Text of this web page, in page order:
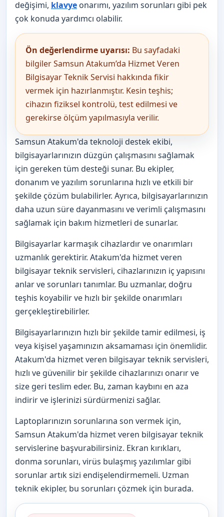
değişimi, klavye onarımı, yazılım sorunları gibi pek
çok konuda yardımcı olabilir.
Ön değerlendirme uyarısı: Bu sayfadaki
bilgiler Samsun Atakum’da Hizmet Veren
Bilgisayar Teknik Servisi hakkında fikir
vermek için hazırlanmıştır. Kesin teşhis;
cihazın fiziksel kontrolü, test edilmesi ve
gerekirse ölçüm yapılmasıyla verilir.
Samsun Atakum'da teknoloji destek ekibi,
bilgisayarlarınızın düzgün çalışmasını sağlamak
için gereken tüm desteği sunar. Bu ekipler,
donanım ve yazılım sorunlarına hızlı ve etkili bir
şekilde çözüm bulabilirler. Ayrıca, bilgisayarlarınızın
daha uzun süre dayanmasını ve verimli çalışmasını
sağlamak için bakım hizmetleri de sunarlar.
Bilgisayarlar karmaşık cihazlardır ve onarımları
uzmanlık gerektirir. Atakum'da hizmet veren
bilgisayar teknik servisleri, cihazlarınızın iç yapısını
anlar ve sorunları tanımlar. Bu uzmanlar, doğru
teşhis koyabilir ve hızlı bir şekilde onarımları
gerçekleştirebilirler.
Bilgisayarlarınızın hızlı bir şekilde tamir edilmesi, iş
veya kişisel yaşamınızın aksamaması için önemlidir.
Atakum'da hizmet veren bilgisayar teknik servisleri,
hızlı ve güvenilir bir şekilde cihazlarınızı onarır ve
size geri teslim eder. Bu, zaman kaybını en aza
indirir ve işlerinizi sürdürmenizi sağlar.
Laptoplarınızın sorunlarına son vermek için,
Samsun Atakum'da hizmet veren bilgisayar teknik
servislerine başvurabilirsiniz. Ekran kırıkları,
donma sorunları, virüs bulaşmış yazılımlar gibi
sorunlar artık sizi endişelendirmemeli. Uzman
teknik ekipler, bu sorunları çözmek için burada.